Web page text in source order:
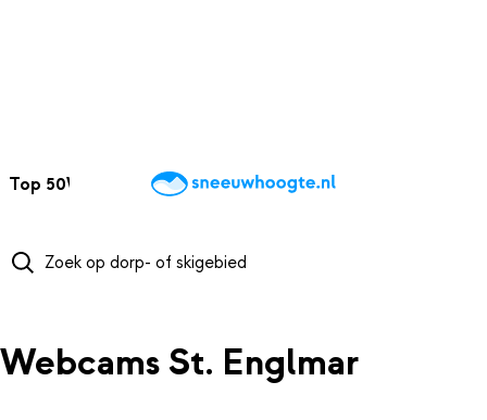
Top 50Webcams WintersportweerKaarten
Webcams St. Englmar